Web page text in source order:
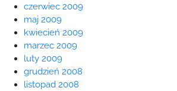
czerwiec 2009
maj 2009
kwiecień 2009
marzec 2009
luty 2009
grudzień 2008
listopad 2008